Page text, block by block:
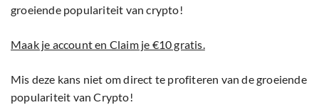
groeiende populariteit van crypto!
Maak je account en Claim je €10 gratis.
Mis deze kans niet om direct te profiteren van de groeiende
populariteit van Crypto!